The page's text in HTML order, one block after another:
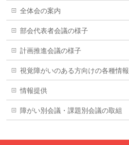
全体会の案内
部会代表者会議の様子
計画推進会議の様子
視覚障がいのある方向けの各種情報
情報提供
障がい別会議・課題別会議の取組